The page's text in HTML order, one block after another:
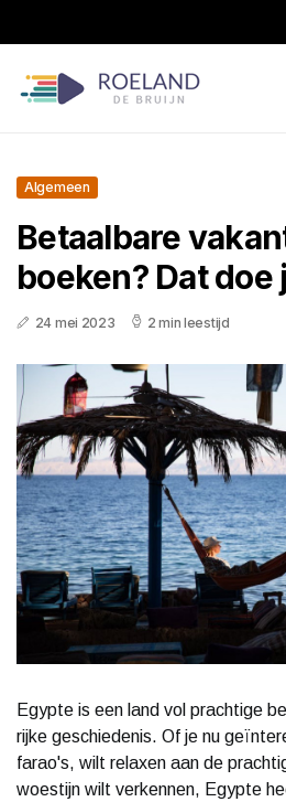
Algemeen
Betaalbare
boeken? Dat doe
24 mei 2023 2 min leestijd
Egypte is een land vol prachtige
rijke geschiedenis. Of je nu
farao's, wilt relaxen aan de
woestijn wilt verkennen, Egypte